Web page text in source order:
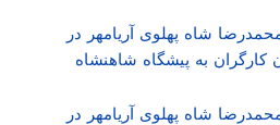
شاه پهلوی آریامهر در
کارگران به پیشگاه شاهنشاه
شاه پهلوی آریامهر در